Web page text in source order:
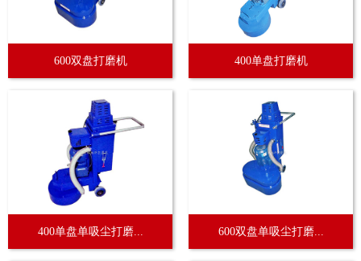
600双盘打磨机 400单盘打磨机
400单盘单吸尘打磨... 600双盘单吸尘打磨...